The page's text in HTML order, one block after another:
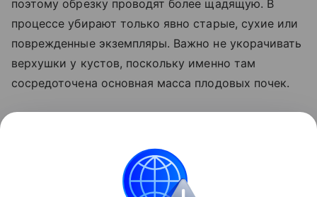
поэтому обрезку проводят более щадящую. В
процессе убирают только явно старые, сухие или
поврежденные экземпляры. Важно не укорачивать
верхушки у кустов, поскольку именно там
сосредоточена основная масса плодовых почек.
кустам силы восстановиться и уйти в зиму